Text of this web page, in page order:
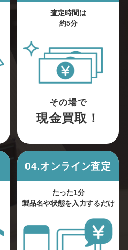
査定時間は
約5分
その場で
現金買取！
04.オンライン査定
たった1分
製品名や状態を入力するだけ